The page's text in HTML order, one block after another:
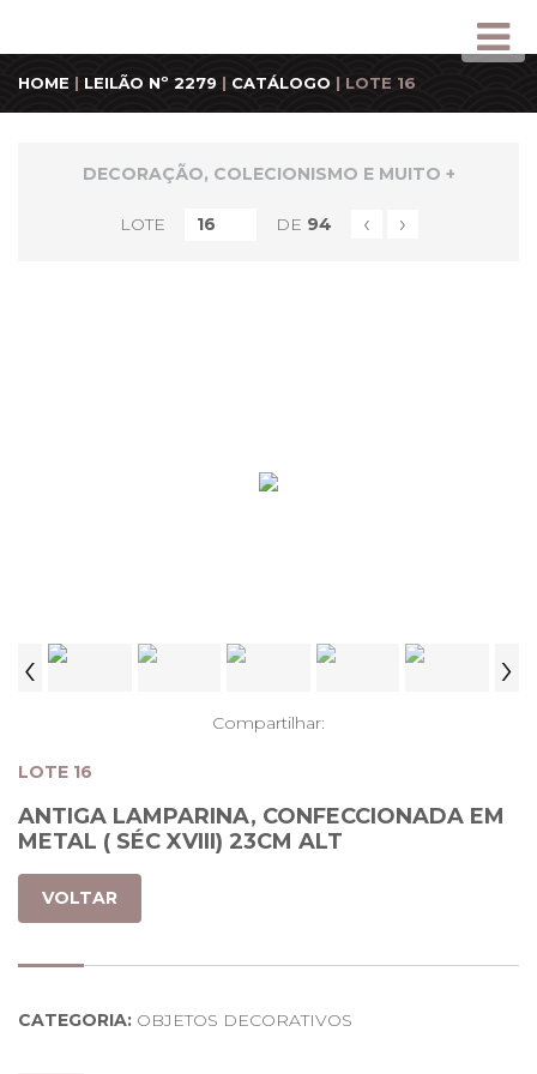
HOME | LEILÃO Nº 2279 | CATÁLOGO | LOTE 16
DECORAÇÃO, COLECIONISMO E MUITO +
LOTE DE 94 ‹ ›
‹ ›
Compartilhar:
LOTE 16
ANTIGA LAMPARINA, CONFECCIONADA EM
METAL ( SÉC XVIII) 23CM ALT
VOLTAR
CATEGORIA: OBJETOS DECORATIVOS